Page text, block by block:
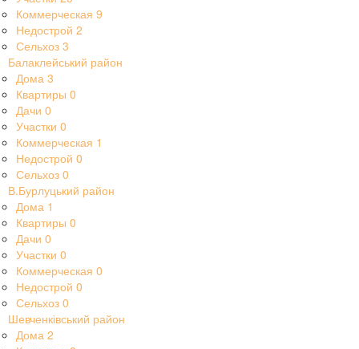
Коммерческая 9
Недострой 2
Сельхоз 3
Балаклейський район
Дома 3
Квартиры 0
Дачи 0
Участки 0
Коммерческая 1
Недострой 0
Сельхоз 0
В.Бурлуцький район
Дома 1
Квартиры 0
Дачи 0
Участки 0
Коммерческая 0
Недострой 0
Сельхоз 0
Шевченківський район
Дома 2